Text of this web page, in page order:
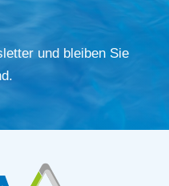
und bleiben Sie